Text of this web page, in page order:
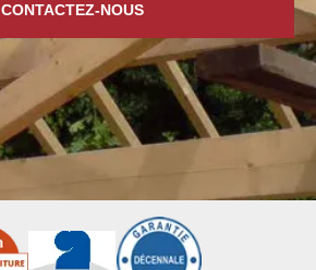
CONTACTEZ-NOUS